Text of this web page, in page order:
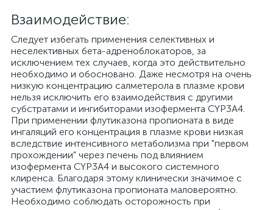
Взаимодействие:
Следует избегать применения селективных и
неселективных бета-адреноблокаторов, за
исключением тех случаев, когда это действительно
необходимо и обосновано. Даже несмотря на очень
низкую концентрацию салметерола в плазме крови
нельзя исключить его взаимодействия с другими
субстратами и ингибиторами изофермента CYP3A4.
При применении флутиказона пропионата в виде
ингаляций его концентрация в плазме крови низкая
вследствие интенсивного метаболизма при "первом
прохождении" через печень под влиянием
изофермента CYP3A4 и высокого системного
клиренса. Благодаря этому клинически значимое с
участием флутиказона пропионата маловероятно.
Необходимо соблюдать осторожность при